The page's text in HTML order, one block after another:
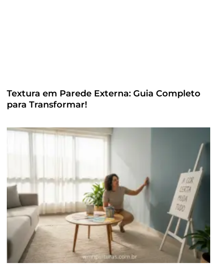
Textura em Parede Externa: Guia Completo
para Transformar!